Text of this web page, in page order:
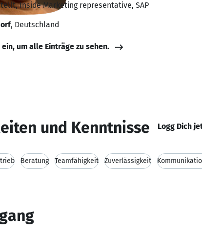
Inside Marketing representative, SAP
, Deutschland
ein, um alle Einträge zu sehen.
und Kenntnisse Logg Dich
Beratung Teamfähigkeit Zuverlässigkeit